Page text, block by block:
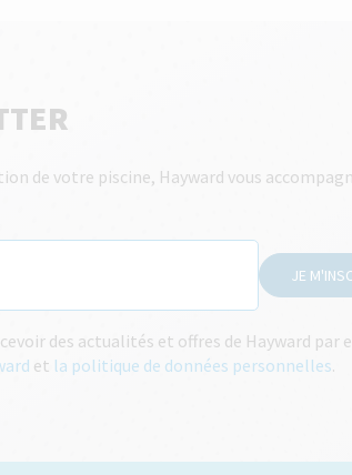
de votre piscine, Hayward vous
JE
des actualités et offres de Hayward par
et la politique de données personnelles.